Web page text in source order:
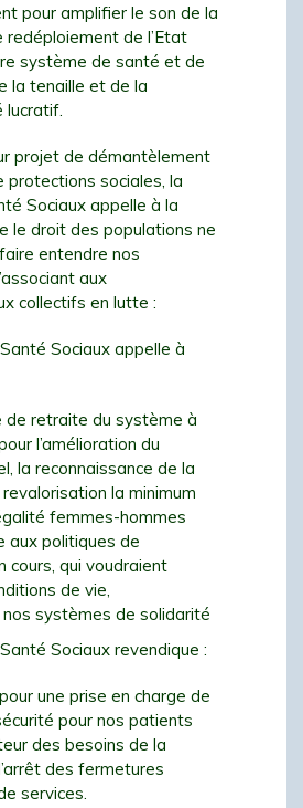
pour amplifier le son de la
de l’Etat
système de santé et de
la tenaille et de la
lucratif.
projet de démantèlement
sociales, la
Sociaux appelle à la
le droit des populations ne
entendre nos
aux
collectifs en lutte :
Sociaux appelle à
retraite du système à
l’amélioration du
la reconnaissance de la
la minimum
femmes-hommes
aux politiques de
cours, qui voudraient
de vie,
nos systèmes de solidarité
Sociaux revendique :
une prise en charge de
pour nos patients
des besoins de la
des fermetures
services.